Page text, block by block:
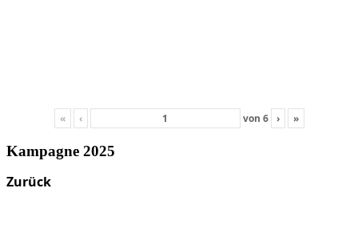
« ‹ von 6 › »
Kampagne 2025
Zurück